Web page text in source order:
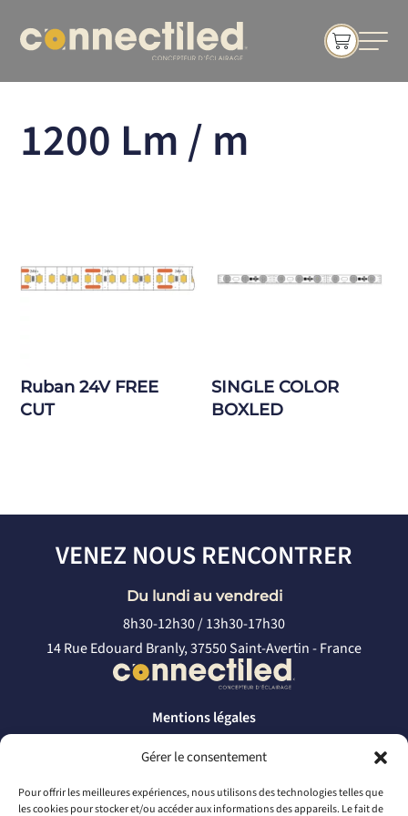
Gérer le consentement
Pour offrir les meilleures expériences, nous utilisons des technologies telles que
les cookies pour stocker et/ou accéder aux informations des appareils. Le fait de
1200 Lm / m
Ruban 24V FREE
CUT
SINGLE COLOR
BOXLED
VENEZ NOUS RENCONTRER
Du lundi au vendredi
8h30-12h30 / 13h30-17h30
14 Rue Edouard Branly, 37550 Saint-Avertin - France
Mentions légales
Politique de confidentialité
CONTACTEZ-NOUS